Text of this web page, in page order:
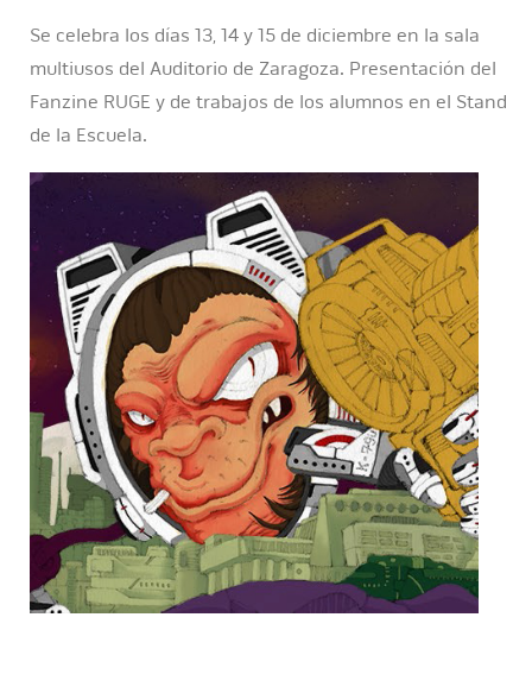
Se celebra los días 13, 14 y 15 de diciembre en la sala
multiusos del Auditorio de Zaragoza. Presentación del
Fanzine RUGE y de trabajos de los alumnos en el Stand
de la Escuela.